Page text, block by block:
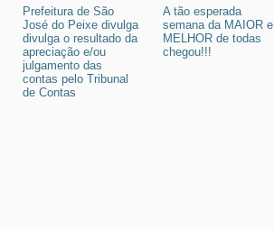
Prefeitura de São
José do Peixe divulga
divulga o resultado da
apreciação e/ou
julgamento das
contas pelo Tribunal
de Contas
A tão esperada
semana da MAIOR e
MELHOR de todas
chegou!!!